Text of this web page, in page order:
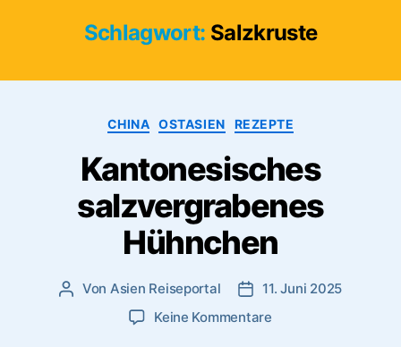
Schlagwort: Salzkruste
Kategorien
CHINA OSTASIEN REZEPTE
Kantonesisches
salzvergrabenes
Hühnchen
Beitragsautor
Von Asien Reiseportal Veröffentlichungsdatum
11. Juni 2025
Keine Kommentarezu